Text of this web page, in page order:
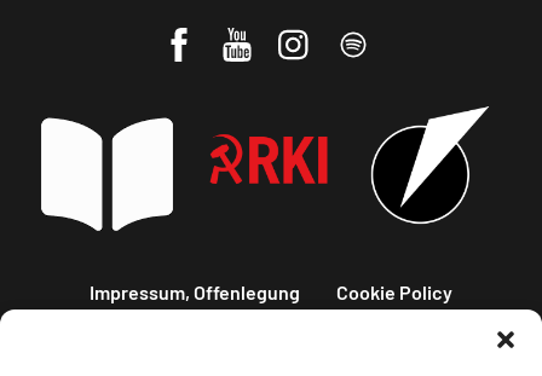
Impressum, Offenlegung Cookie Policy